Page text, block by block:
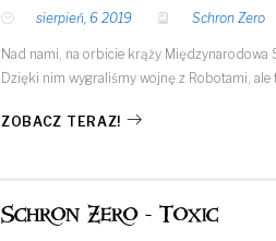
sierpień, 6 2019 Schron Zero
Nad nami, na orbicie krąży
Dzięki nim wygraliśmy wojnę z Robotami,
ZOBACZ TERAZ!
Schron Zero - Toxic